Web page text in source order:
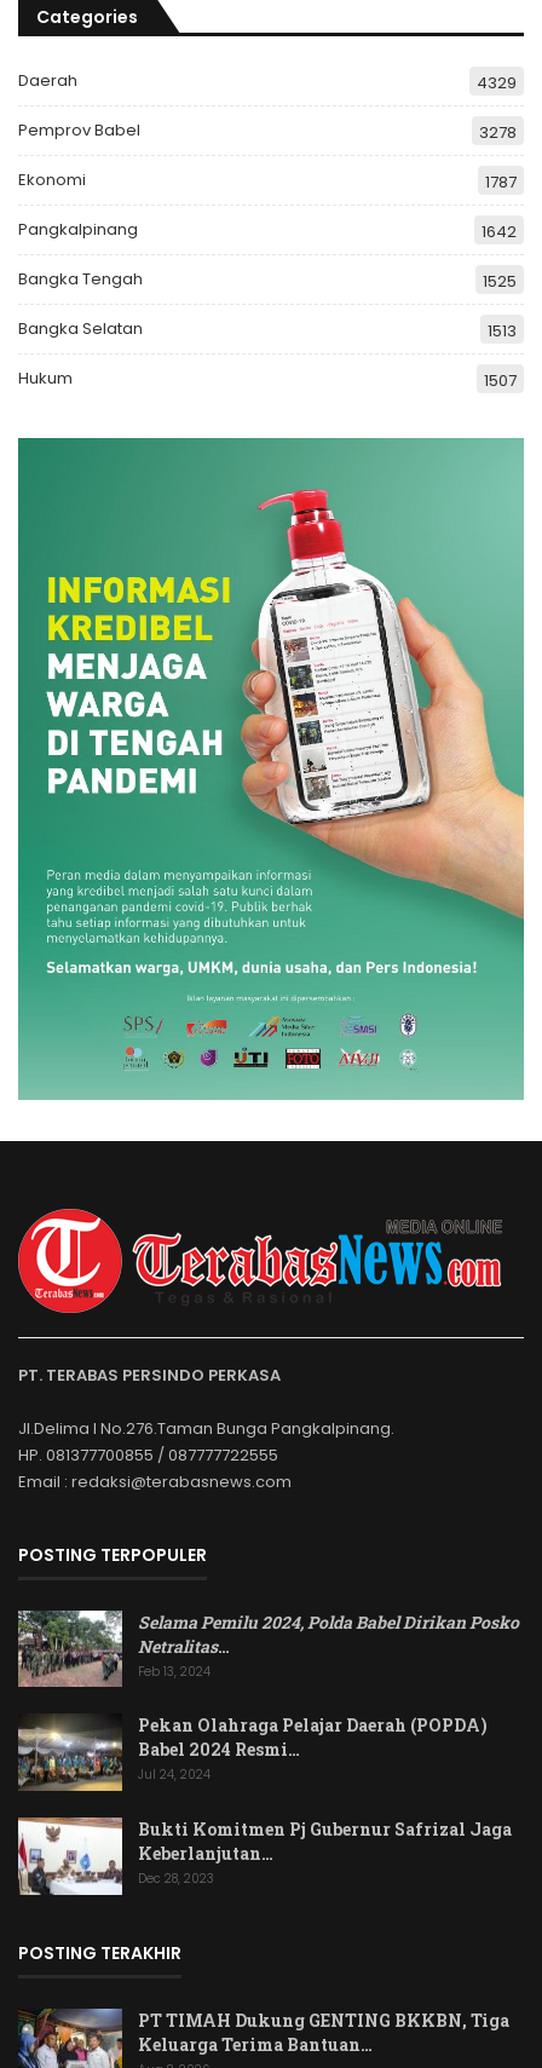
Categories
Daerah 4329
Pemprov Babel 3278
Ekonomi 1787
Pangkalpinang 1642
Bangka Tengah 1525
Bangka Selatan 1513
Hukum 1507
PT. TERABAS PERSINDO PERKASA
Jl.Delima I No.276.Taman Bunga Pangkalpinang.
HP. 081377700855 / 087777722555
Email : redaksi@terabasnews.com
POSTING TERPOPULER
Selama Pemilu 2024, Polda Babel Dirikan Posko
Netralitas…
Feb 13, 2024
Pekan Olahraga Pelajar Daerah (POPDA)
Babel 2024 Resmi…
Jul 24, 2024
Bukti Komitmen Pj Gubernur Safrizal Jaga
Keberlanjutan…
Dec 28, 2023
POSTING TERAKHIR
PT TIMAH Dukung GENTING BKKBN, Tiga
Keluarga Terima Bantuan…